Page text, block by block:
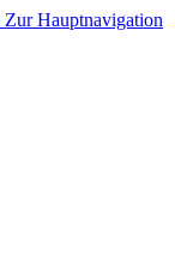
Zur Hauptnavigation